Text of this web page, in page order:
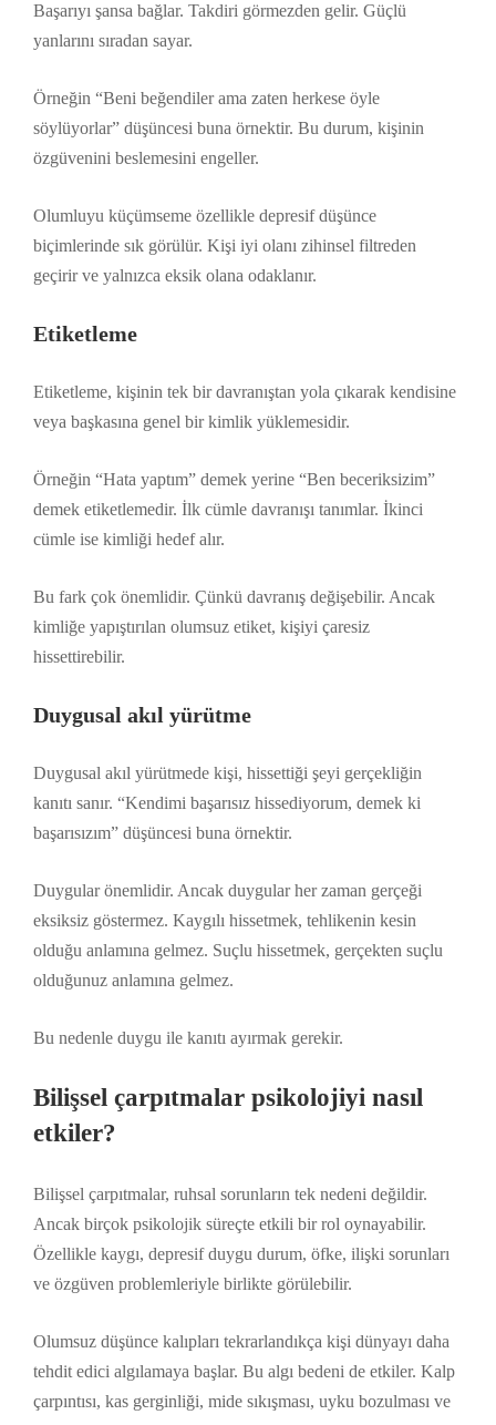
Başarıyı şansa bağlar. Takdiri görmezden gelir. Güçlü
yanlarını sıradan sayar.
Örneğin “Beni beğendiler ama zaten herkese öyle
söylüyorlar” düşüncesi buna örnektir. Bu durum, kişinin
özgüvenini beslemesini engeller.
Olumluyu küçümseme özellikle depresif düşünce
biçimlerinde sık görülür. Kişi iyi olanı zihinsel filtreden
geçirir ve yalnızca eksik olana odaklanır.
Etiketleme
Etiketleme, kişinin tek bir davranıştan yola çıkarak kendisine
veya başkasına genel bir kimlik yüklemesidir.
Örneğin “Hata yaptım” demek yerine “Ben beceriksizim”
demek etiketlemedir. İlk cümle davranışı tanımlar. İkinci
cümle ise kimliği hedef alır.
Bu fark çok önemlidir. Çünkü davranış değişebilir. Ancak
kimliğe yapıştırılan olumsuz etiket, kişiyi çaresiz
hissettirebilir.
Duygusal akıl yürütme
Duygusal akıl yürütmede kişi, hissettiği şeyi gerçekliğin
kanıtı sanır. “Kendimi başarısız hissediyorum, demek ki
başarısızım” düşüncesi buna örnektir.
Duygular önemlidir. Ancak duygular her zaman gerçeği
eksiksiz göstermez. Kaygılı hissetmek, tehlikenin kesin
olduğu anlamına gelmez. Suçlu hissetmek, gerçekten suçlu
olduğunuz anlamına gelmez.
Bu nedenle duygu ile kanıtı ayırmak gerekir.
Bilişsel çarpıtmalar psikolojiyi nasıl
etkiler?
Bilişsel çarpıtmalar, ruhsal sorunların tek nedeni değildir.
Ancak birçok psikolojik süreçte etkili bir rol oynayabilir.
Özellikle kaygı, depresif duygu durum, öfke, ilişki sorunları
ve özgüven problemleriyle birlikte görülebilir.
Olumsuz düşünce kalıpları tekrarlandıkça kişi dünyayı daha
tehdit edici algılamaya başlar. Bu algı bedeni de etkiler. Kalp
çarpıntısı, kas gerginliği, mide sıkışması, uyku bozulması ve